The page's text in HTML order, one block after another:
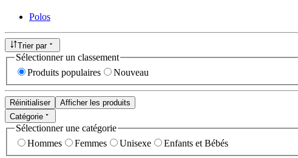
Polos
Trier par
Sélectionner un classement
Produits populaires
Nouveau
Réinitialiser
Afficher les produits
Catégorie
Sélectionner une catégorie
Hommes
Femmes Unisexe Enfants et Bébés